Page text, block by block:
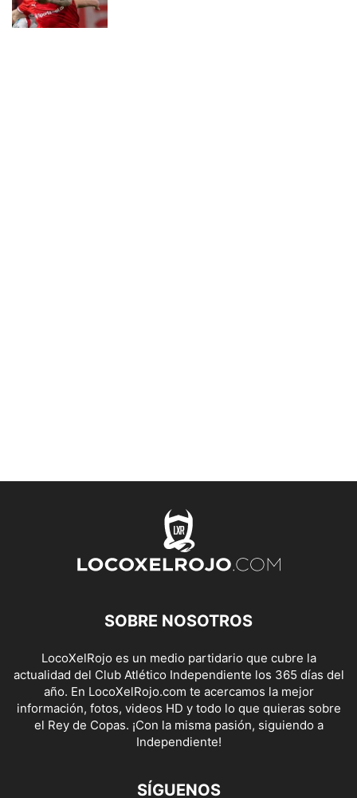
SOBRE NOSOTROS
LocoXelRojo es un medio partidario que cubre la
actualidad del Club Atlético Independiente los 365 días del
año. En LocoXelRojo.com te acercamos la mejor
información, fotos, videos HD y todo lo que quieras sobre
el Rey de Copas. ¡Con la misma pasión, siguiendo a
Independiente!
SÍGUENOS